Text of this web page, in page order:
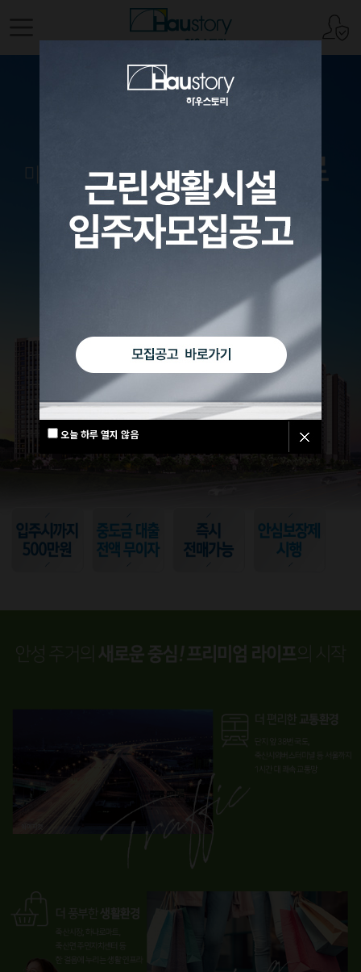
오늘 하루 열지 않음
오늘 하루 열지 않음
오늘 하루 열지 않음
오늘 하루 열지 않음